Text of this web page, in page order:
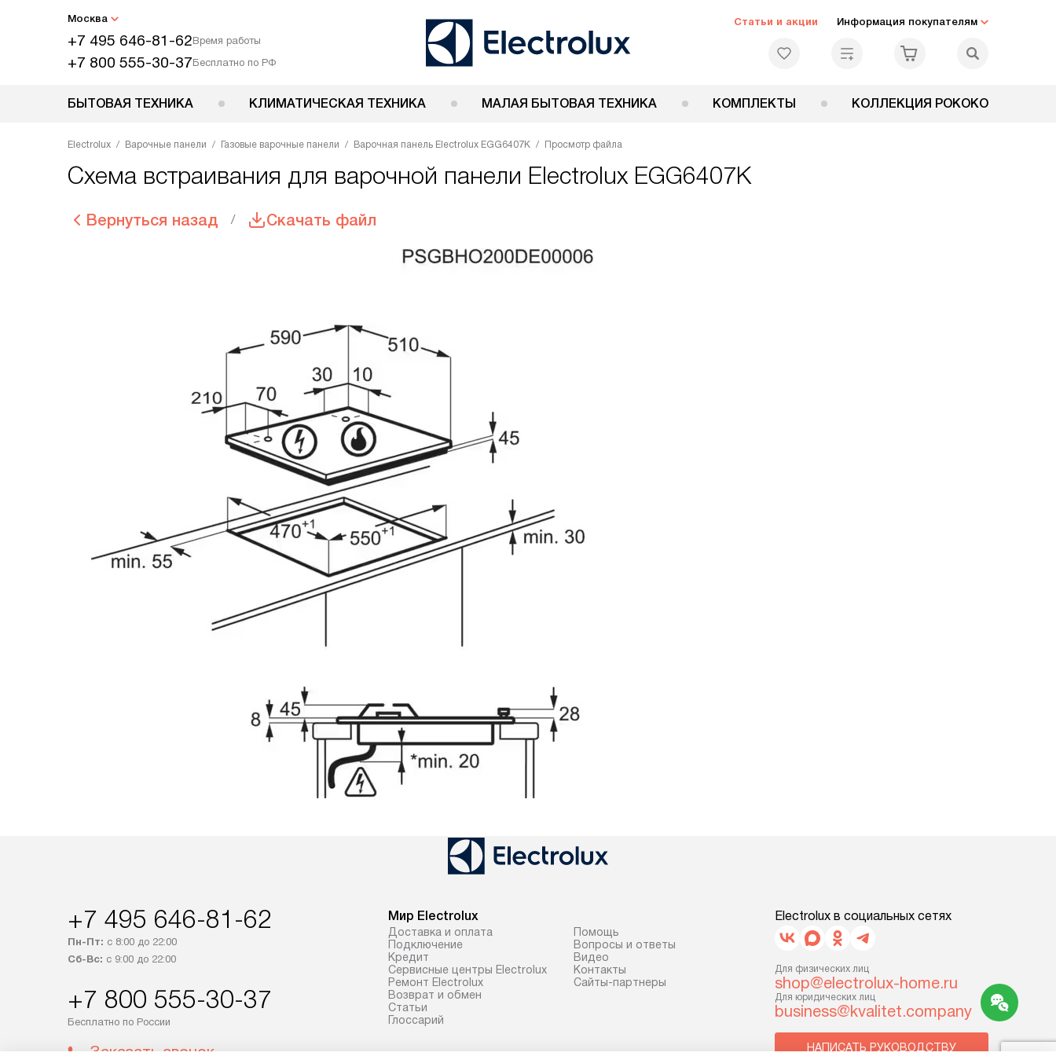
Москва
+7 495 646-81-62Время работы
+7 800 555-30-37Бесплатно по РФ
Статьи и акции Информация покупателям
БЫТОВАЯ ТЕХНИКА КЛИМАТИЧЕСКАЯ ТЕХНИКА МАЛАЯ БЫТОВАЯ ТЕХНИКА КОМПЛЕКТЫ КОЛЛЕКЦИЯ РОКОКО
Electrolux Варочные панели Газовые варочные панели Варочная панель Electrolux EGG6407K Просмотр файла
Схема встраивания для варочной панели Electrolux EGG6407K
Вернуться назад Скачать файл
+7 495 646-81-62
Пн-Пт: с 8:00 до 22:00
Сб-Вс: с 9:00 до 22:00
+7 800 555-30-37
Бесплатно по России
Заказать звонок
Мир Electrolux
Доставка и оплата
Подключение
Кредит
Сервисные центры Electrolux
Ремонт Electrolux
Возврат и обмен
Cтатьи
Глоссарий
Помощь
Вопросы и ответы
Видео
Контакты
Сайты-партнеры
Electrolux в социальных сетях
Для физических лиц
shop@electrolux-home.ru
Для юридических лиц
business@kvalitet.company
НАПИСАТЬ РУКОВОДСТВУ